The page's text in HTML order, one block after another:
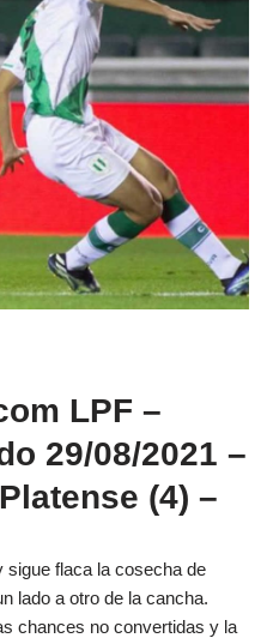
LPF –
29/08/2021 –
(4) –
sigue flaca la cosecha de
lado a otro de la cancha.
chances no convertidas y la